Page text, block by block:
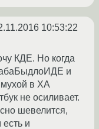
10:53:22
КДЕ. Но когда
и
мухой в ХА
не осиливает.
шевелится,
и